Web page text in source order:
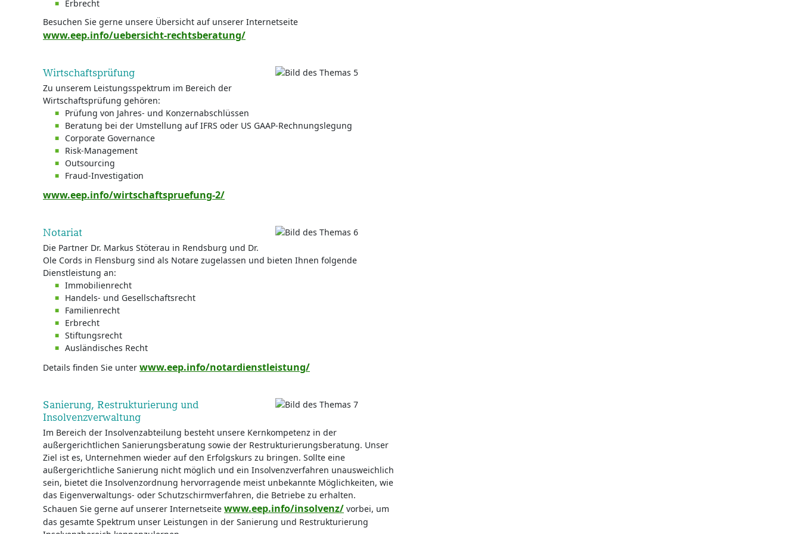
Erbrecht
Besuchen Sie gerne unsere Übersicht auf unserer Internetseite
www.eep.info/uebersicht-rechtsberatung/
Wirtschaftsprüfung
Zu unserem Leistungsspektrum im Bereich der
Wirtschaftsprüfung gehören:
Prüfung von Jahres- und Konzernabschlüssen
Beratung bei der Umstellung auf IFRS oder US GAAP-Rechnungslegung
Corporate Governance
Risk-Management
Outsourcing
Fraud-Investigation
www.eep.info/wirtschaftspruefung-2/
Notariat
Die Partner Dr. Markus Stöterau in Rendsburg und Dr.
Ole Cords in Flensburg sind als Notare zugelassen und bieten Ihnen folgende
Dienstleistung an:
Immobilienrecht
Handels- und Gesellschaftsrecht
Familienrecht
Erbrecht
Stiftungsrecht
Ausländisches Recht
Details finden Sie unter www.eep.info/notardienstleistung/
Sanierung, Restrukturierung und
Insolvenzverwaltung
Im Bereich der Insolvenzabteilung besteht unsere Kernkompetenz in der
außergerichtlichen Sanierungsberatung sowie der Restrukturierungsberatung. Unser
Ziel ist es, Unternehmen wieder auf den Erfolgskurs zu bringen. Sollte eine
außergerichtliche Sanierung nicht möglich und ein Insolvenzverfahren unausweichlich
sein, bietet die Insolvenzordnung hervorragende meist unbekannte Möglichkeiten, wie
das Eigenverwaltungs- oder Schutzschirmverfahren, die Betriebe zu erhalten.
Schauen Sie gerne auf unserer Internetseite www.eep.info/insolvenz/ vorbei, um
das gesamte Spektrum unser Leistungen in der Sanierung und Restrukturierung